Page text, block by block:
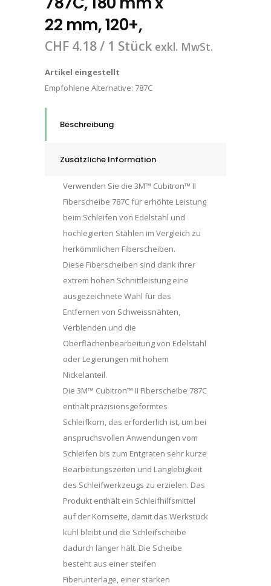
22 mm, 120+,
CHF 4.18/ 1 Stück exkl. MwSt.
Artikel eingestellt
Empfohlene Alternative: 787C
Beschreibung
Zusätzliche Information
Verwenden Sie die 3M™ Cubitron™ II
Fiberscheibe 787C für erhöhte Leistung
beim Schleifen von Edelstahl und
hochlegierten Stählen im Vergleich zu
herkömmlichen Fiberscheiben.
Diese Fiberscheiben sind dank ihrer
extrem hohen Schnittleistung eine
ausgezeichnete Wahl für das
Entfernen von Schweissnähten,
Verblenden und die
Oberflächenbearbeitung von Edelstahl
oder Legierungen mit hohem
Nickelanteil.
Die 3M™ Cubitron™ II Fiberscheibe 787C
enthält präzisionsgeformtes
Schleifkorn, das erforderlich ist, um bei
anspruchsvollen Anwendungen vom
Schleifen bis zum Entgraten sehr kurze
Bearbeitungszeiten und Langlebigkeit
des Schleifwerkzeugs zu erzielen. Das
Produkt enthält ein Schleifhilfsmittel
auf der Kornseite, damit das Werkstück
kühl bleibt und die Schleifscheibe
dadurch länger hält. Die Scheibe
besteht aus einer steifen
Fiberunterlage, einer starken